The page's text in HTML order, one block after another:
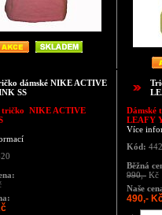
dámské NIKE ACTIVE
SS
tričko NIKE ACTIVE
Dámské
LEAFY
Více
Kód:
Běžná
990,- Kč
Naše
490,-